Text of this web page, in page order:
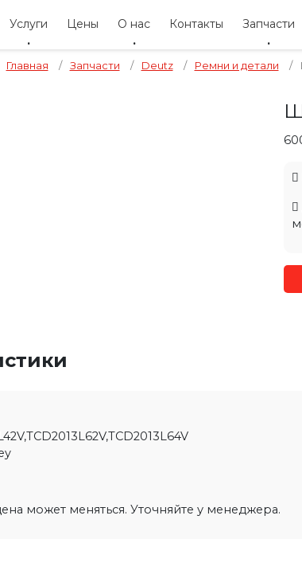
Услуги Цены О нас Контакты Запчасти
Главная / Запчасти / Deutz / Ремни и детали /
может меняться. Уточняйте у менеджера.